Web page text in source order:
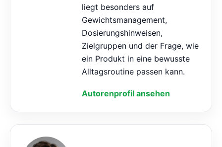
liegt besonders auf
Gewichtsmanagement,
Dosierungshinweisen,
Zielgruppen und der Frage, wie
ein Produkt in eine bewusste
Alltagsroutine passen kann.
Autorenprofil ansehen